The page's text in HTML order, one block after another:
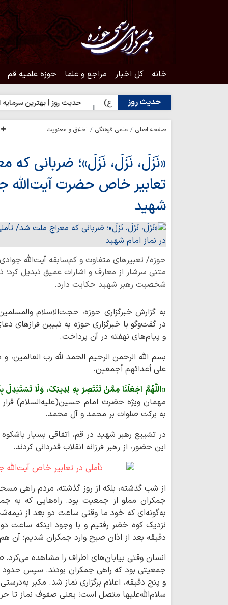
خانه کل اخبار مراجع و علما حوزه علمیه قم
حدیث روزشدن به محبت اهل‌بیت(ع) حدیث روز | بهترین سرمایه انسان
صفحه اصلی علمی فرهنگی اخلاق و معنویت
«نَزَلَ، نَزَلَ، نَزَلَ»؛ ضربانی
تعابیر خاص حضرت آیت‌الله
شهید
حوزه/ تعبیرهای متفاوت و کم‌سابقه آیت‌الله
متنی سرشار از معارف و اشارات عمیق تبدیل کرد؛
شخصیت رهبر شهید حکایت دارد.
به گزارش خبرگزاری حوزه، حجت‌الاسلام
در گفت‌وگو با خبرگزاری حوزه به تبیین فرازهای
و پیام‌های نهفته در آن پرداخت.
بسم الله الرحمن الرحیم الحمد لله رب العالمین،
علی أعدائهم أجمعین.
«اللَّهُمَّ اجْعَلْنَا مِمَّنْ تَنْتَصِرُ بِهِ لِدِینِکَ، وَلَا تَسْتَبْدِلْ
مهمان ویژه حضرت امام حسین(علیه‌السلام) قرار
به برکت صلوات بر محمد و آل محمد.
در تشییع رهبر شهید در قم، اتفاقی بسیار
این حضور، از رهبر فرزانه انقلاب قدردانی کردند.
از شب گذشته، بلکه از روز گذشته، مردم
جمکران مملو از جمعیت بود. راه‌هایی که به
به‌گونه‌ای که خود ما وقتی ساعت دو بعد از
نزدیک کوه خضر رفتیم و با وجود اینکه ساعت
دقیقه بعد از اذان صبح وارد جمکران شدیم؛ آن
انسان وقتی بیابان‌های اطراف را مشاهده
جمعیتی بود که راهی جمکران بودند. سپس
و پنج دقیقه، اعلام برگزاری نماز شد. مکبر
سلام‌الله‌علیها متصل است؛ یعنی صفوف نماز تا